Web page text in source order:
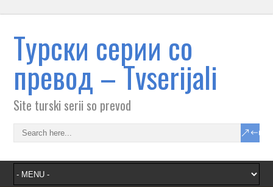
Tурски серии со
превод – Тvserijali
Site turski serii so prevod